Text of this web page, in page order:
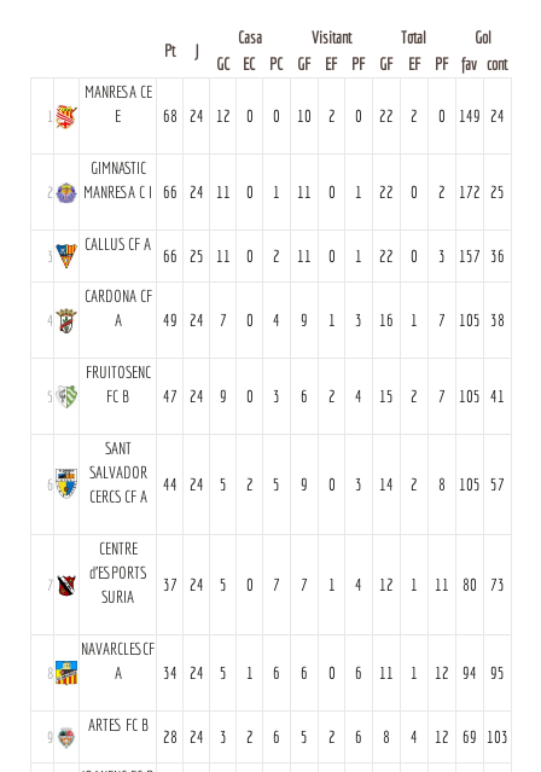
Pt J
Casa Visitant Total
Gol
GC
EC PC GF EF PF GF EF PF fav cont
1
MANRESA CE
E
68 24 12 0 0 10 2 0 22 2 0 149 24
2
GIMNASTIC
MANRESA C I
66 24 11 0 1 11 0 1 22 0 2 172 25
3
CALLUS CF A
66 25 11 0 2 11 0 1 22 0 3 157 36
4
CARDONA CF
A
49 24 7 0 4 9 1 3 16 1 7 105 38
5
FRUITOSENC
FC B
47 24 9 0 3 6 2 4 15 2 7 105 41
6
SANT
SALVADOR
CERCS CF A
44 24 5 2 5 9 0 3 14 2 8 105 57
7
CENTRE
d'ESPORTS
SURIA
37 24 5 0 7 7 1 4 12 1 11 80 73
8
NAVARCLESCF
A
34 24 5 1 6 6 0 6 11 1 12 94 95
9
ARTES FC B
28 24 3 2 6 5 2 6 8 4 12 69 103